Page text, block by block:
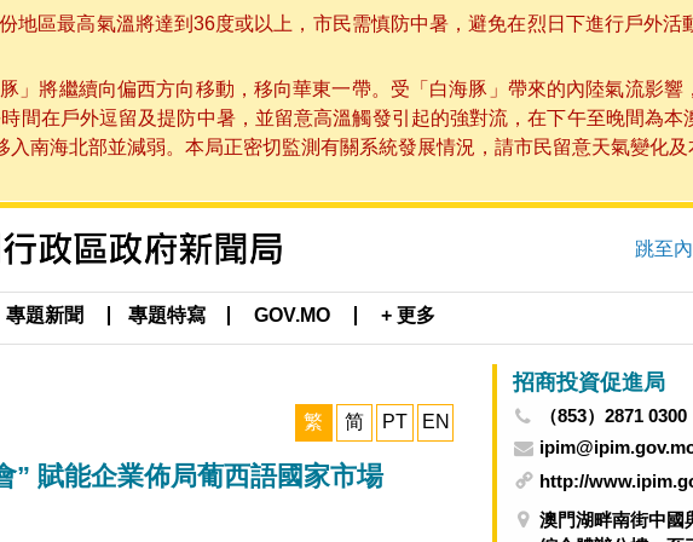
地區最高氣溫將達到36度或以上，市民需慎防中暑，避免在烈日下進行戶外活
」將繼續向偏西方向移動，移向華東一帶。受「白海豚」帶來的內陸氣流影響
間在戶外逗留及提防中暑，並留意高溫觸發引起的強對流，在下午至晚間為本
南海北部並減弱。本局正密切監測有關系統發展情況，請市民留意天氣變化
跳至
專題新聞 專題特寫 GOV.MO + 更多
繁 简 PT EN
” 賦能企業佈局葡西語國家市場
招商投資促進局
（853）2871 0300
http://
澳門湖畔南街中國